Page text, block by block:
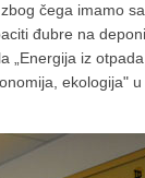
čega imamo
đubre na
„Energija iz
ekologija"